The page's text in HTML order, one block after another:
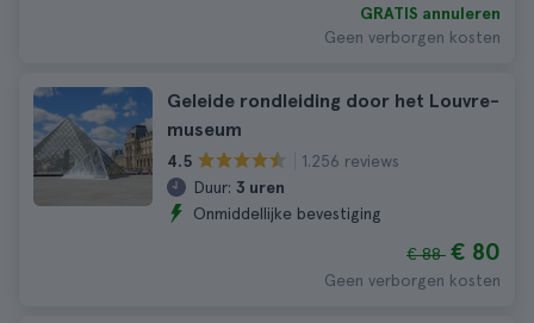
GRATIS annuleren
Geen verborgen kosten
Geleide rondleiding door het Louvre-
museum
4.5
1.256 reviews
Duur: 3 uren
Onmiddellijke bevestiging
€ 88 € 80
Geen verborgen kosten